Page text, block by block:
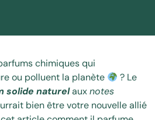
chimiques qui
ou polluent la planète
? Le
solide naturelauxnotes
bien être votre nouvelle allié